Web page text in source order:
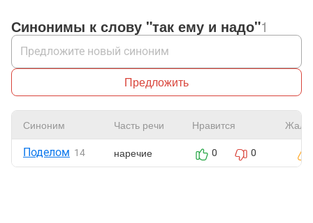
Синонимы к слову "так ему и надо"1
Предложить
Синоним Часть речи Нравится
Поделом 14 наречие 0 0